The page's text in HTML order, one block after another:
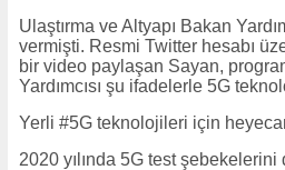
Ulaştırma ve Altyapı Bakan
vermişti. Resmi Twitter hesabı
bir video paylaşan Sayan,
Yardımcısı şu ifadelerle 5G
Yerli #5G teknolojileri için
2020 yılında 5G test